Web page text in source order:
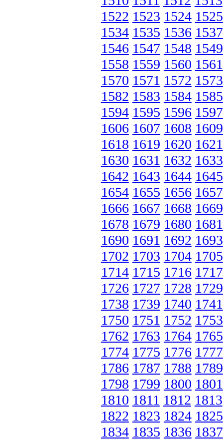
1522 1523 1524 1525
1534 1535 1536 1537
1546 1547 1548 1549
1558 1559 1560 1561
1570 1571 1572 1573
1582 1583 1584 1585
1594 1595 1596 1597
1606 1607 1608 1609
1618 1619 1620 1621
1630 1631 1632 1633
1642 1643 1644 1645
1654 1655 1656 1657
1666 1667 1668 1669
1678 1679 1680 1681
1690 1691 1692 1693
1702 1703 1704 1705
1714 1715 1716 1717
1726 1727 1728 1729
1738 1739 1740 1741
1750 1751 1752 1753
1762 1763 1764 1765
1774 1775 1776 1777
1786 1787 1788 1789
1798 1799 1800 1801
1810 1811 1812 1813
1822 1823 1824 1825
1834 1835 1836 1837